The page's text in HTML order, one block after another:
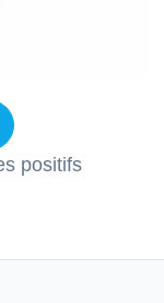
positifs